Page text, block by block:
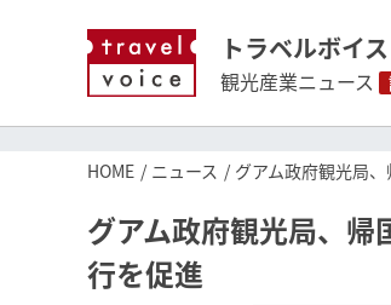
トラベルボイス
観光産業ニュース
HOME ニュース グアム政府観光局
グアム政府観光局、
行を促進